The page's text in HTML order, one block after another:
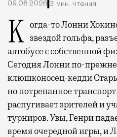
09.08.2026 3 мин. чтения
Когда-то Лонни Хокинс (Уилл Феррелл) был звездой гольфа,
автобусе с собственной
Сегодня Лонни по-
клюшконосец-кедди
но потрепанное
распугивает зрителей и
турниров. Увы, Генри
время очередной игры, и